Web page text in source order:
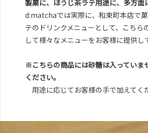
製菓に、ほうじ茶ラテ用途に、多方面
d:matchaでは実際に、和束町本店で
テのドリンクメニューとして、こちら
して様々なメニューをお客様に提供し
※こちらの商品には砂糖は入っていま
ください。
用途に応じてお客様の手で加えてく